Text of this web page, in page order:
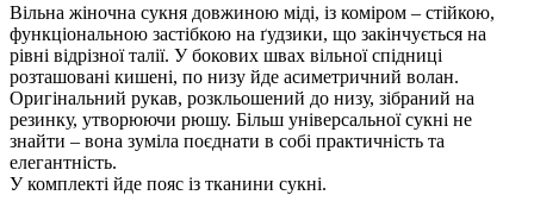
Вільна жіночна сукня довжиною міді, із коміром – стійкою,
функціональною застібкою на ґудзики, що закінчується на
рівні відрізної талії. У бокових швах вільної спідниці
розташовані кишені, по низу йде асиметричний волан.
Оригінальний рукав, розкльошений до низу, зібраний на
резинку, утворюючи рюшу. Більш універсальної сукні не
знайти – вона зуміла поєднати в собі практичність та
елегантність.
У комплекті йде пояс із тканини сукні.